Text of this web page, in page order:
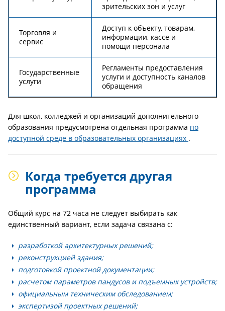
зрительских зон и услуг
Торговля и
сервис
Доступ к объекту, товарам,
информации, кассе и
помощи персонала
Государственные
услуги
Регламенты предоставления
услуги и доступность каналов
обращения
Для школ, колледжей и организаций дополнительного
образования предусмотрена отдельная программа по
доступной среде в образовательных организациях .
Когда требуется другая
программа
Общий курс на 72 часа не следует выбирать как
единственный вариант, если задача связана с:
разработкой архитектурных решений;
реконструкцией здания;
подготовкой проектной документации;
расчетом параметров пандусов и подъемных устройств;
официальным техническим обследованием;
экспертизой проектных решений;